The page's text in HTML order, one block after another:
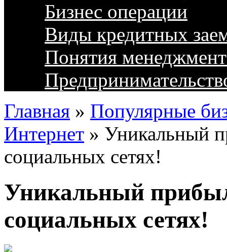
Бизнес операции
Виды кредитных
Понятия
Главная » Популярные
Интернет » Уникальный
социальных сетях!
Уникальный
социальных сетях!